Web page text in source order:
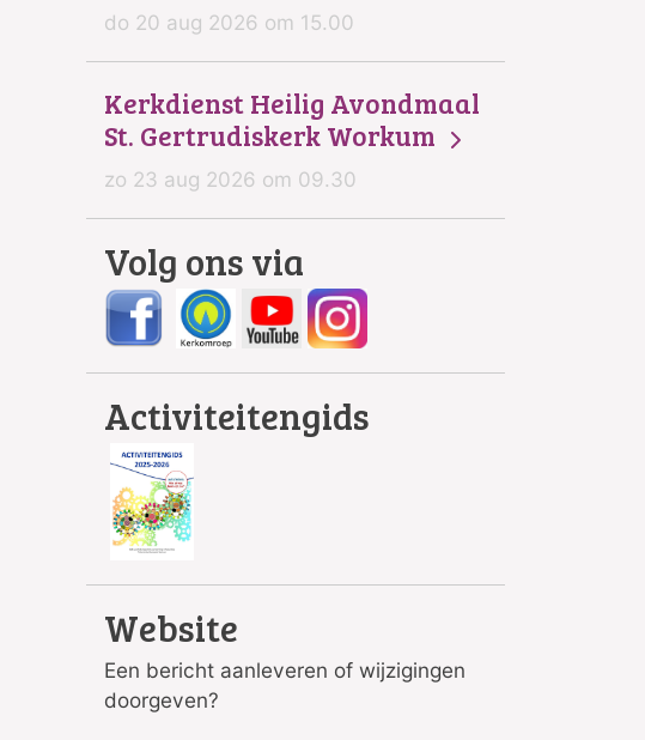
do 20 aug 2026 om 15.00
Kerkdienst Heilig Avondmaal
St. Gertrudiskerk Workum
zo 23 aug 2026 om 09.30
Volg ons via
Activiteitengids
Website
Een bericht aanleveren of wijzigingen
doorgeven?